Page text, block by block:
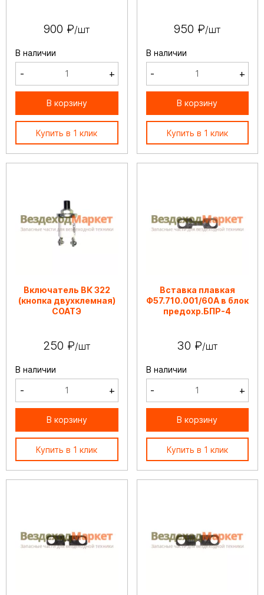
900 ₽/шт
В наличии
- +
В корзину
Купить в 1 клик
950 ₽/шт
В наличии
- +
В корзину
Купить в 1 клик
Включатель ВК 322
(кнопка двухклемная)
СОАТЭ
250 ₽/шт
В наличии
- +
В корзину
Купить в 1 клик
Вставка плавкая
Ф57.710.001/60А в блок
предохр.БПР-4
30 ₽/шт
В наличии
- +
В корзину
Купить в 1 клик